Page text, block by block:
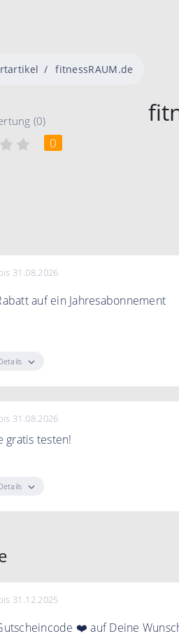
fitnessRAUM.de
(0)
0
31.08.2026
auf ein Jahresabonnement
31.08.2026
gratis testen!
31.12.2025
❤️ auf Deine